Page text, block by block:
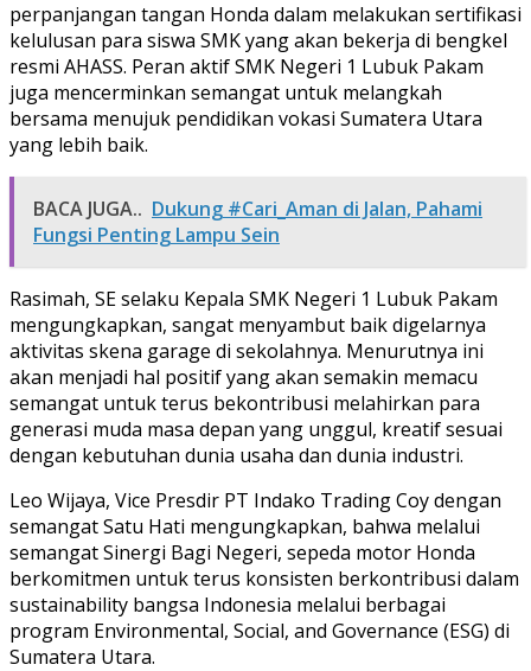
perpanjangan tangan Honda dalam melakukan sertifikasi
kelulusan para siswa SMK yang akan bekerja di bengkel
resmi AHASS. Peran aktif SMK Negeri 1 Lubuk Pakam
juga mencerminkan semangat untuk melangkah
bersama menujuk pendidikan vokasi Sumatera Utara
yang lebih baik.
BACA JUGA.. Dukung #Cari_Aman di Jalan, Pahami
Fungsi Penting Lampu Sein
Rasimah, SE selaku Kepala SMK Negeri 1 Lubuk Pakam
mengungkapkan, sangat menyambut baik digelarnya
aktivitas skena garage di sekolahnya. Menurutnya ini
akan menjadi hal positif yang akan semakin memacu
semangat untuk terus bekontribusi melahirkan para
generasi muda masa depan yang unggul, kreatif sesuai
dengan kebutuhan dunia usaha dan dunia industri.
Leo Wijaya, Vice Presdir PT Indako Trading Coy dengan
semangat Satu Hati mengungkapkan, bahwa melalui
semangat Sinergi Bagi Negeri, sepeda motor Honda
berkomitmen untuk terus konsisten berkontribusi dalam
sustainability bangsa Indonesia melalui berbagai
program Environmental, Social, and Governance (ESG) di
Sumatera Utara.